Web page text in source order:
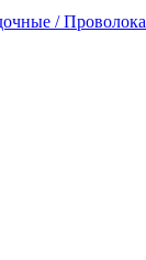
/ Проволока